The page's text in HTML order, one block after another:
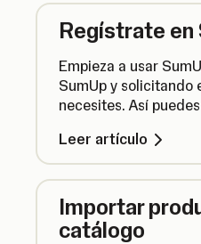
Regístrate en
Empieza a usar
SumUp y solicitando
necesites. Así
Leer artículo
Importar
catálogo